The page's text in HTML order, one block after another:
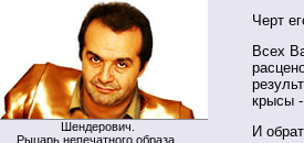
Шендерович.
Рыцарь непечатного образа.
Черт
Всех
крысы
И